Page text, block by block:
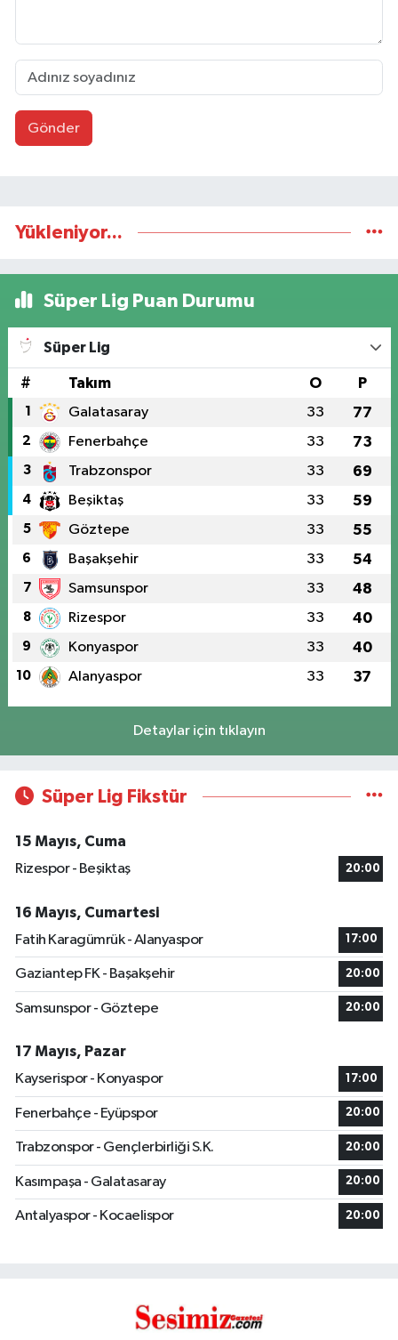
Gönder
Yükleniyor...
Süper Lig Puan Durumu
Süper Lig
# Takım O P
1 Galatasaray 33 77
2 Fenerbahçe 33 73
3 Trabzonspor 33 69
4 Beşiktaş 33 59
5 Göztepe 33 55
6 Başakşehir 33 54
7 Samsunspor 33 48
8 Rizespor 33 40
9 Konyaspor 33 40
10 Alanyaspor 33 37
Detaylar için tıklayın
Süper Lig Fikstür
15 Mayıs, Cuma
Rizespor - Beşiktaş
20:00
16 Mayıs, Cumartesi
Fatih Karagümrük - Alanyaspor
17:00
Gaziantep FK - Başakşehir 20:00
Samsunspor - Göztepe 20:00
17 Mayıs, Pazar
Kayserispor - Konyaspor
17:00
Fenerbahçe - Eyüpspor 20:00
Trabzonspor - Gençlerbirliği S.K. 20:00
Kasımpaşa - Galatasaray 20:00
Antalyaspor - Kocaelispor 20:00